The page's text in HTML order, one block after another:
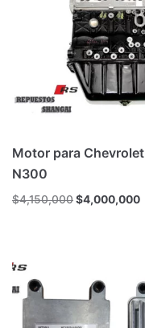
Motor para Chevrolet
N300
$4,150,000$4,000,000